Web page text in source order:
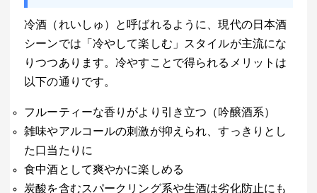
冷酒（れいしゅ）と呼ばれるように、現代の日本酒
シーンでは「冷やして楽しむ」スタイルが主流にな
りつつあります。冷やすことで得られるメリットは
以下の通りです。
フルーティーな香りがより引き立つ（吟醸酒系）
雑味やアルコールの刺激が抑えられ、すっきりとし
た口当たりに
食中酒として爽やかに楽しめる
炭酸を含むスパークリング系や生酒は劣化防止にも